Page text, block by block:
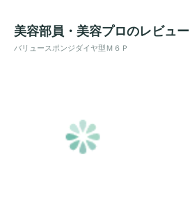
美容部員・美容プロのレビュー
バリュースポンジダイヤ型Ｍ６Ｐ